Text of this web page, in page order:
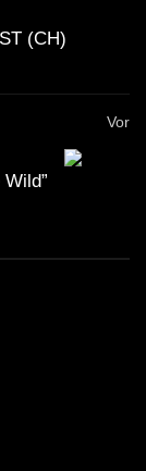
(CH)
Vor